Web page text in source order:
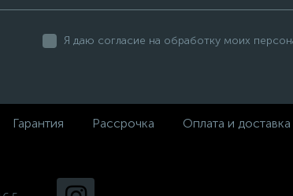
Я даю согласие на обработку моих
Гарантия Рассрочка Оплата и доставка